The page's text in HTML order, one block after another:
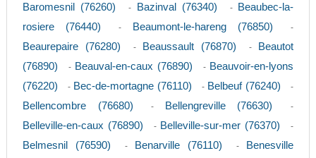
Baromesnil (76260) - Bazinval (76340) -
Beaubec-la-
rosiere (76440)
- Beaumont-le-hareng (76850) -
Beaurepaire (76280) - Beaussault (76870) -
Beautot
(76890)
- Beauval-en-caux (76890) - Beauvoir-en-lyons
(76220)
- Bec-de-mortagne (76110) - Belbeuf (76240) -
Bellencombre (76680) - Bellengreville (76630) -
Belleville-en-caux (76890) - Belleville-sur-mer (76370) -
Belmesnil (76590) - Benarville (76110) -
Benesville